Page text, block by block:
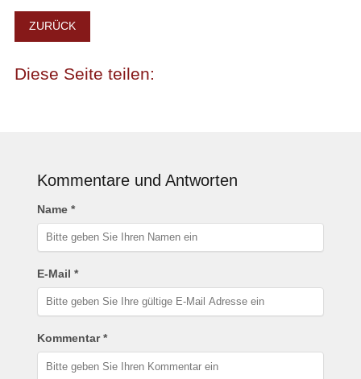
ZURÜCK
Kommentare und Antworten
Name *
E-Mail *
Kommentar *